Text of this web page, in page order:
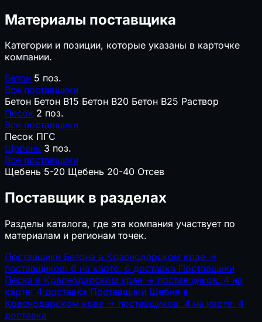
Материалы поставщика
Категории и позиции, которые указаны в карточке
компании.
Бетон 5 поз.
Все поставщики
Бетон Бетон B15 Бетон B20 Бетон B25 Раствор
Песок 2 поз.
Все поставщики
Песок ПГС
Щебень 3 поз.
Все поставщики
Щебень 5-20 Щебень 20-40 Отсев
Поставщик в разделах
Разделы каталога, где эта компания участвует по
материалам и регионам точек.
Поставщики Бетона в Краснодарском крае →
поставщиков: 6 на карте: 6 доставка Поставщики
Песка в Краснодарском крае → поставщиков: 4 на
карте: 4 доставка Поставщики Щебня в
Краснодарском крае → поставщиков: 4 на карте: 4
доставка